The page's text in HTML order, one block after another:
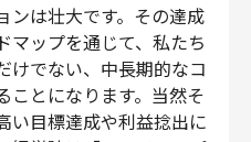
ンは壮大です。その達成
マップを通じて、私たち
けでない、中長期的なコ
ことになります。当然そ
い目標達成や利益捻出に